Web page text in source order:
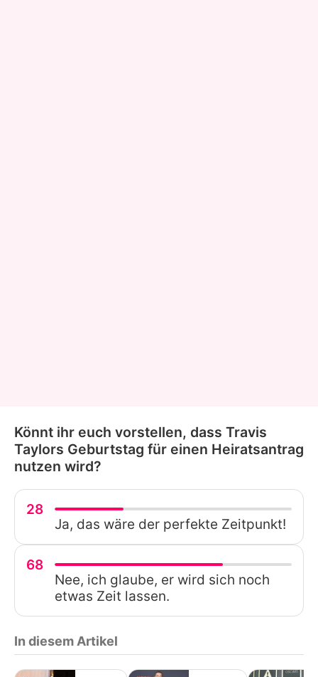
Könnt ihr euch vorstellen, dass Travis
Taylors Geburtstag für einen Heiratsantrag
nutzen wird?
28
Ja, das wäre der perfekte Zeitpunkt!
68
Nee, ich glaube, er wird sich noch
etwas Zeit lassen.
In diesem Artikel